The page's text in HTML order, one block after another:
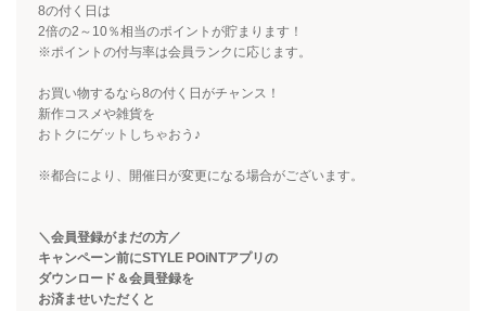
8の付く日は
2倍の2～10％相当のポイントが貯まります！
※ポイントの付与率は会員ランクに応じます。
お買い物するなら8の付く日がチャンス！
新作コスメや雑貨を
おトクにゲットしちゃおう♪
※都合により、開催日が変更になる場合がございます。
＼会員登録がまだの方／
キャンペーン前にSTYLE POiNTアプリの
ダウンロード＆会員登録を
お済ませいただくと